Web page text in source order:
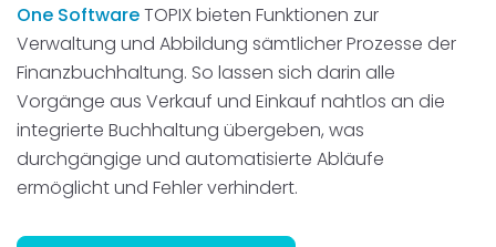
One SoftwareTOPIX bieten Funktionen zur
Verwaltung und Abbildung sämtlicher Prozesse der
Finanzbuchhaltung. So lassen sich darin alle
Vorgänge aus Verkauf und Einkauf nahtlos an die
integrierte Buchhaltung übergeben, was
durchgängige und automatisierte Abläufe
ermöglicht und Fehler verhindert.